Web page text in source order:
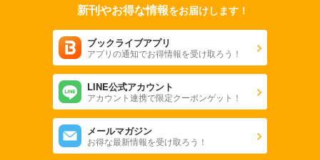
会社をやめて馬主やります！ ― アキコノユメヲ ― 47
110円 (税込)
あらすじを表示する
会社をやめて馬主やります！ ― アキコノユメヲ ― 48
110円 (税込)
新刊やお得な情報をお届けします！
ブックライブアプリ
アプリの通知でお得情報を受け取ろう！
LINE公式アカウント
アカウント連携で限定クーポンゲット！
メールマガジン
お得な最新情報を受け取ろう！